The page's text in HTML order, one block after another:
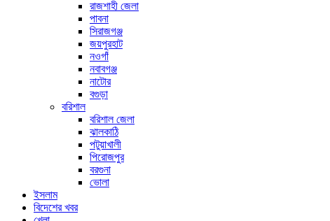
রাজশাহী জেলা
পাবনা
সিরাজগঞ্জ
জয়পুরহাট
নওগাঁ
নবাবগঞ্জ
নাটোর
বগুড়া
বরিশাল
বরিশাল জেলা
ঝালকাঠি
পটুয়াখালী
পিরোজপুর
বরগুনা
ভোলা
ইসলাম
বিদেশের খবর